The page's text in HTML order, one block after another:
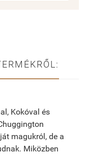
Kokóval és
magukról, de a
Miközben